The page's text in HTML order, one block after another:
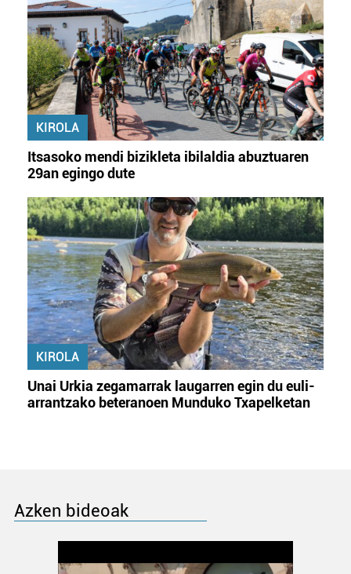
KIROLA
Itsasoko mendi bizikleta ibilaldia abuztuaren
29an egingo dute
KIROLA
Unai Urkia zegamarrak laugarren egin du euli-
arrantzako beteranoen Munduko Txapelketan
Azken bideoak